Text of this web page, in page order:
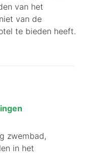
van het
van de
te bieden heeft.
zwembad,
in het